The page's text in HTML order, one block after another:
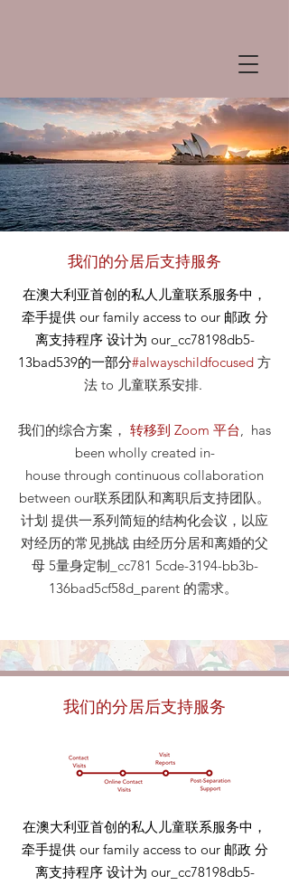
我们的分居后支持服务
在澳大利亚首创的私人儿童联系服务中，
牵手提供 our family access to our 邮政 分
离支持程序 设计为 our_cc78198db5-
13bad539的一部分#alwayschildfocused 方
法to 儿童联系安排.
我们的综合方案， 转移到 Zoom 平台, has
been wholly created in-
house through continuous collaboration
between our联系团队和离职后支持团队。
计划 提供一系列简短的结构化会议，以应
对经历的常见挑战 由经历分居和离婚的父
母 5量身定制_cc781 5cde-3194-bb3b-
136bad5cf58d_parent 的需求。
我们的分居后支持服务
在澳大利亚首创的私人儿童联系服务中，
牵手提供 our family access to our 邮政 分
离支持程序 设计为 our_cc78198db5-